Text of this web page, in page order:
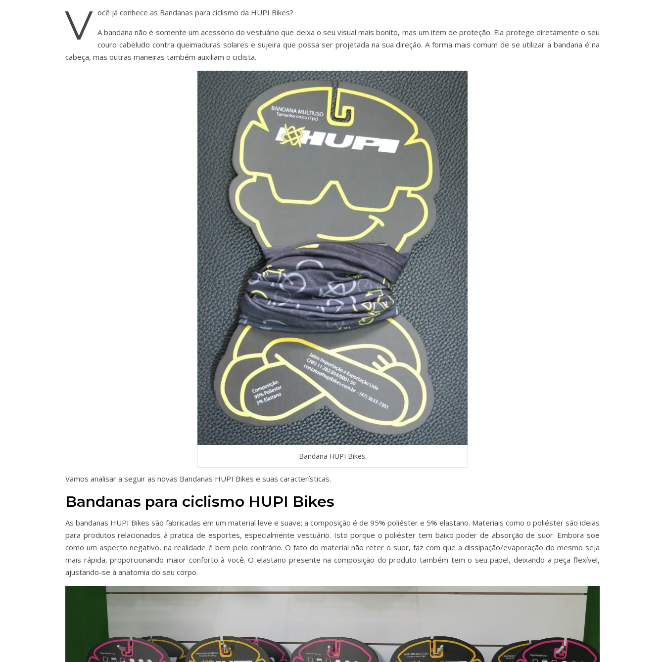
V ocê já conhece as Bandanas para ciclismo da HUPI Bikes?
A bandana não é somente um acessório do vestuário que deixa o seu visual mais bonito, mas um item de proteção. Ela protege diretamente o seu
couro cabeludo contra queimaduras solares e sujeira que possa ser projetada na sua direção. A forma mais comum de se utilizar a bandana é na
cabeça, mas outras maneiras também auxiliam o ciclista.
Bandana HUPI Bikes.
Vamos analisar a seguir as novas Bandanas HUPI Bikes e suas características.
Bandanas para ciclismo HUPI Bikes
As bandanas HUPI Bikes são fabricadas em um material leve e suave; a composição é de 95% poliéster e 5% elastano. Materiais como o poliéster são ideias
para produtos relacionados à pratica de esportes, especialmente vestuário. Isto porque o poliéster tem baixo poder de absorção de suor. Embora soe
como um aspecto negativo, na realidade é bem pelo contrário. O fato do material não reter o suor, faz com que a dissipação/evaporação do mesmo seja
mais rápida, proporcionando maior conforto à você. O elastano presente na composição do produto também tem o seu papel, deixando a peça flexível,
ajustando-se à anatomia do seu corpo.